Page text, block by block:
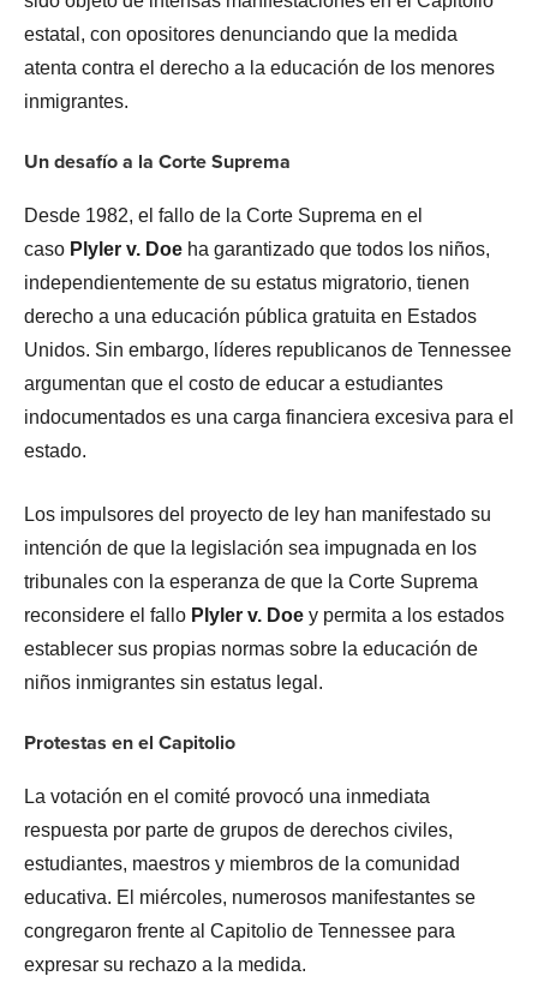
estatal, con opositores denunciando que la medida
atenta contra el derecho a la educación de los menores
inmigrantes.
Un desafío a la Corte Suprema
Desde 1982, el fallo de la Corte Suprema en el
caso Plyler v. Doe ha garantizado que todos los niños,
independientemente de su estatus migratorio, tienen
derecho a una educación pública gratuita en Estados
Unidos. Sin embargo, líderes republicanos de Tennessee
argumentan que el costo de educar a estudiantes
indocumentados es una carga financiera excesiva para el
estado.
Los impulsores del proyecto de ley han manifestado su
intención de que la legislación sea impugnada en los
tribunales con la esperanza de que la Corte Suprema
reconsidere el fallo Plyler v. Doe y permita a los estados
establecer sus propias normas sobre la educación de
niños inmigrantes sin estatus legal.
Protestas en el Capitolio
La votación en el comité provocó una inmediata
respuesta por parte de grupos de derechos civiles,
estudiantes, maestros y miembros de la comunidad
educativa. El miércoles, numerosos manifestantes se
congregaron frente al Capitolio de Tennessee para
expresar su rechazo a la medida.